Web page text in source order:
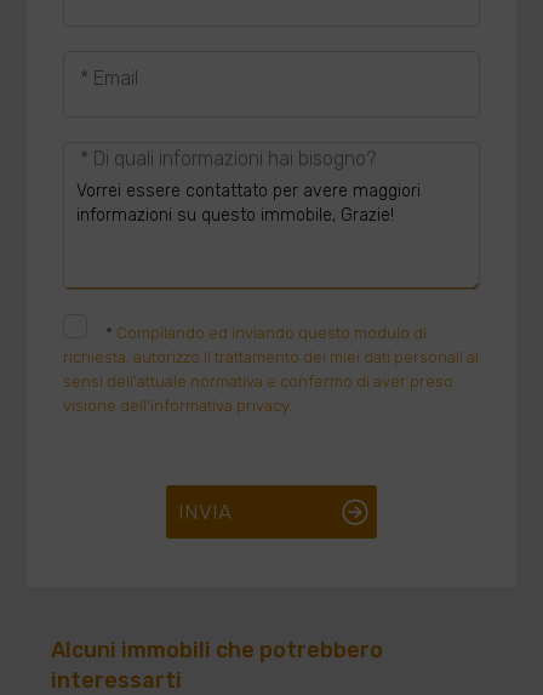
* Email
* Di quali informazioni hai bisogno?
* Compilando ed inviando questo modulo di
richiesta, autorizzo il trattamento dei miei dati personali ai
sensi dell'attuale normativa e confermo di aver preso
visione dell'informativa privacy.
INVIA
Alcuni immobili che potrebbero
interessarti